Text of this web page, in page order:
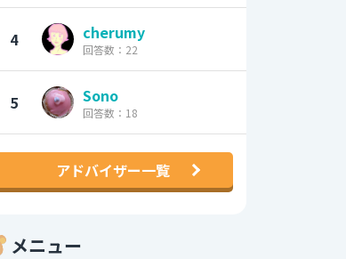
4 cherumy
回答数：22
5 Sono
回答数：18
アドバイザー一覧
メニュー